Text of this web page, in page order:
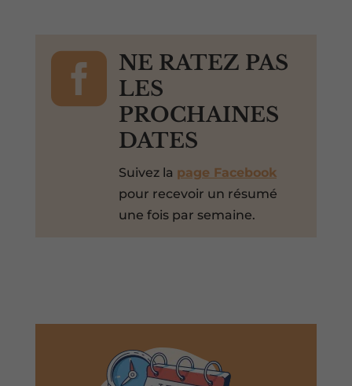

NE RATEZ PAS
LES
PROCHAINES
DATES
Suivez la page Facebook
pour recevoir un résumé
une fois par semaine.